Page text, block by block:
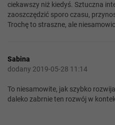
ciekawszy niż kiedyś. Sztuczna
zaoszczędzić sporo czasu,
Trochę to straszne, ale
Sabina
dodany 2019-05-28 11:14
To niesamowite, jak szybko
daleko zabrnie ten rozwój w